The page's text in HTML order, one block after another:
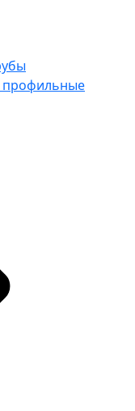
профильные